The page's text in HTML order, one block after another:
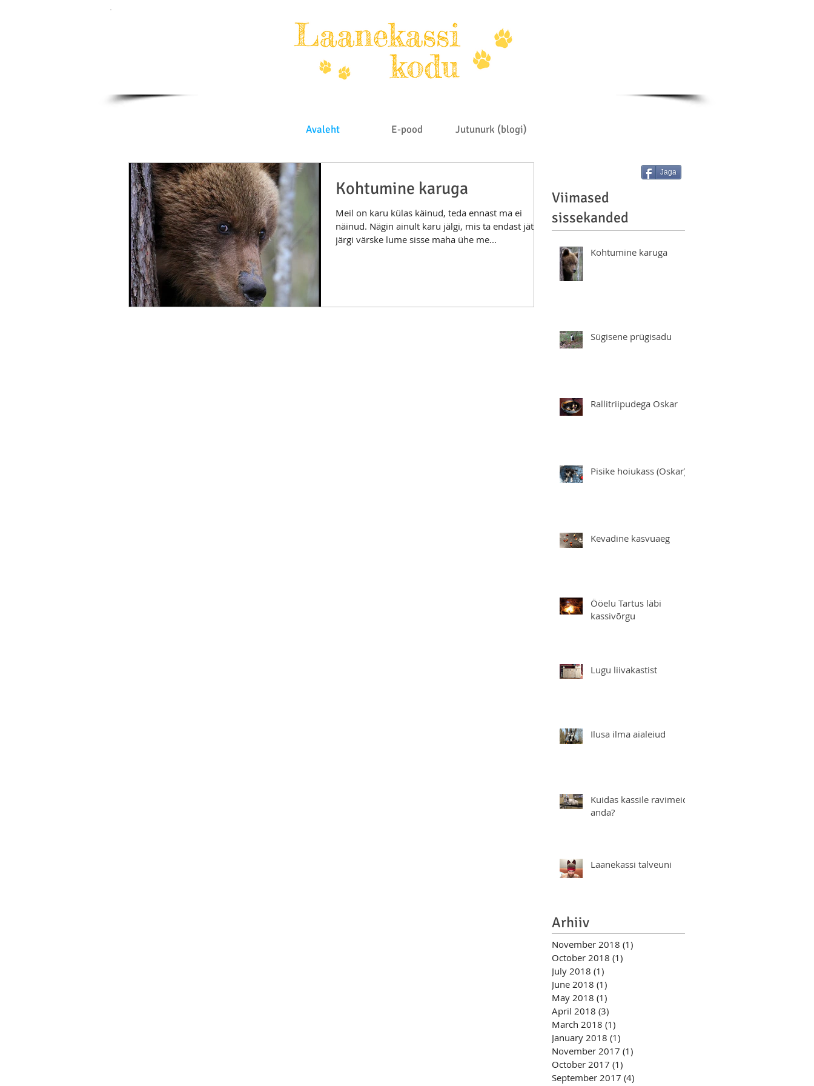
Avaleht E-pood Jutunurk (blogi)
Kohtumine karuga
Meil on karu külas käinud, teda ennast ma ei
näinud. Nägin ainult karu jälgi, mis ta endast jättis
järgi värske lume sisse maha ühe me...
Jaga
Viimased
sissekanded
Kohtumine karuga
Sügisene prügisadu
Rallitriipudega Oskar
Pisike hoiukass (Oskar)
Kevadine kasvuaeg
Ööelu Tartus läbi
kassivõrgu
Lugu liivakastist
Ilusa ilma aialeiud
Kuidas kassile ravimeid
anda?
Laanekassi talveuni
Arhiiv
November 2018 (1)
October 2018 (1)
July 2018 (1)
June 2018 (1)
May 2018 (1)
April 2018 (3)
March 2018 (1)
January 2018 (1)
November 2017 (1)
October 2017 (1)
September 2017 (4)